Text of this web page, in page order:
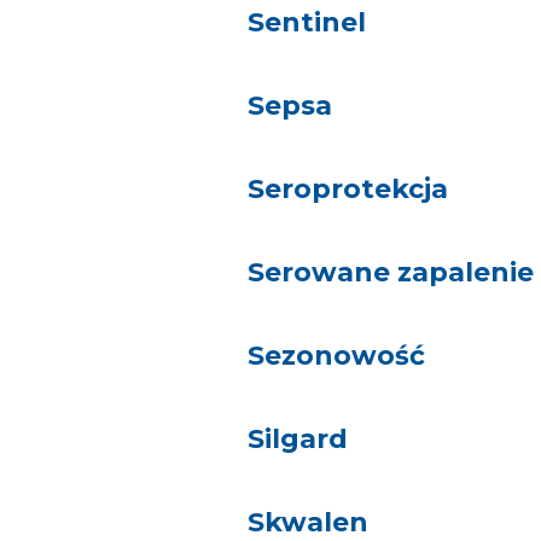
Sentinel
Sepsa
Seroprotekcja
Serowane zapalenie
Sezonowość
Silgard
Skwalen